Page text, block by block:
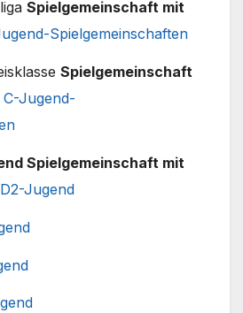
Spielgemeinschaft mit
Spielgemeinschaften
Spielgemeinschaft
C-Jugend-
Spielgemeinschaft mit
Jugend